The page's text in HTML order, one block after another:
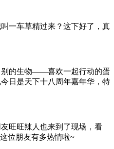
一车草精过来？这下好了，真
别的生物——喜欢一起行动的蛋
日是天下十八周年嘉年华，特
旺旺辣人也来到了现场，看
位朋友有多热情啦~